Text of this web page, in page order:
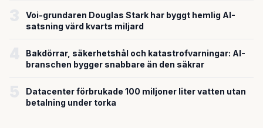
Voi-grundaren Douglas Stark har byggt hemlig AI-
satsning värd kvarts miljard
Bakdörrar, säkerhetshål och katastrofvarningar: AI-
branschen bygger snabbare än den säkrar
Datacenter förbrukade 100 miljoner liter vatten utan
betalning under torka